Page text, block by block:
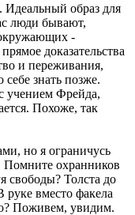
Идеальный образ для
люди бывают,
-
доказательства
и переживания,
знать позже.
учением Фрейда,
Похоже, так
но я ограничусь
охранников
Толста до
руке вместо факела
Поживем, увидим.